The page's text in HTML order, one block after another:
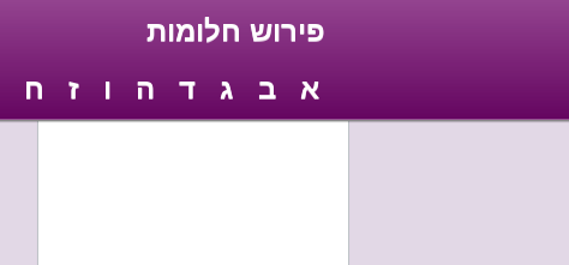
פירוש חלומות
א
ב ג ד ה ו ז ח